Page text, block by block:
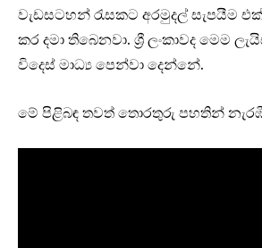
වැඩසටහන් රැසකට අරමුදල් සැපයීම
කර දමා තිබෙනවා. ශ්‍රී ලංකාවද මෙම
විදෙස් මාධ්‍ය පෙන්වා දෙන්නේ.
මේ පිළිබඳ තවත් තොරතුරු පහතින්